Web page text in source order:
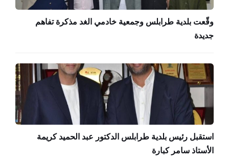
وقّعت بلدية طرابلس وجمعية خادمي الغد مذكرة تفاهم
جديدة
استقبل رئيس بلدية طرابلس الدكتور عبد الحميد كريمة
الأستاذ سامر كبارة